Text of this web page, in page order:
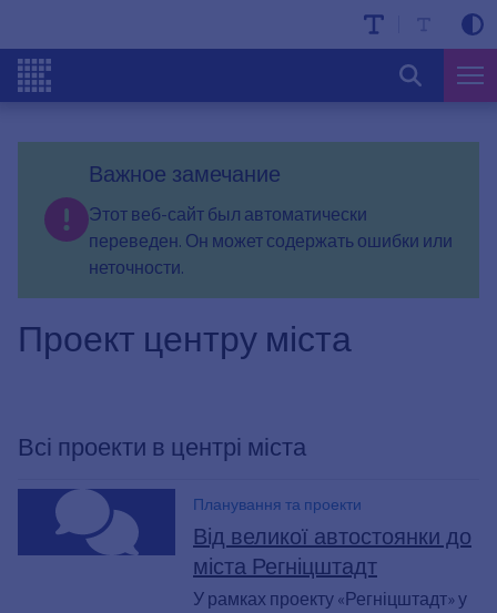
Важное замечание
Этот веб-сайт был автоматически
переведен. Он может содержать ошибки или
неточности.
Проект центру міста
Всі проекти в центрі міста
Планування та проекти
Від великої автостоянки до
міста Регніцштадт
У рамках проекту «Регніцштадт» у